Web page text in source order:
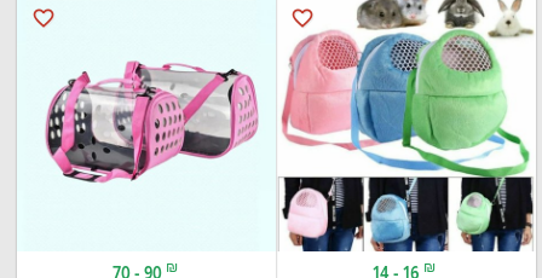
favorite_border
14 - 16 ₪
favorite_border
70 - 90 ₪